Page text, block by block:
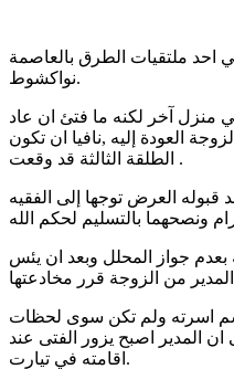
ملتقيات الطرق بالعاصمة
نواكشوط.
منزل آخر لكنه ما فتئ ان عاد
العودة إليه ,نافيا ان تكون
الطلقة الثالثة قد وقعت .
العرض توجها إلى الفقيه
بعدم جواز المحلل وبعد ان يئس
اسرته ولم تكن سوى لحظات
المدير اصبح يزور الفتى عند
اقامته في تيارت.